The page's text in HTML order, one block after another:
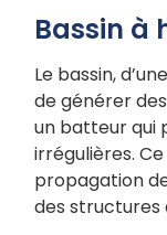
Bassin à
Le bassin,
de générer
un batteur qui
irrégulières.
propagation
des structures